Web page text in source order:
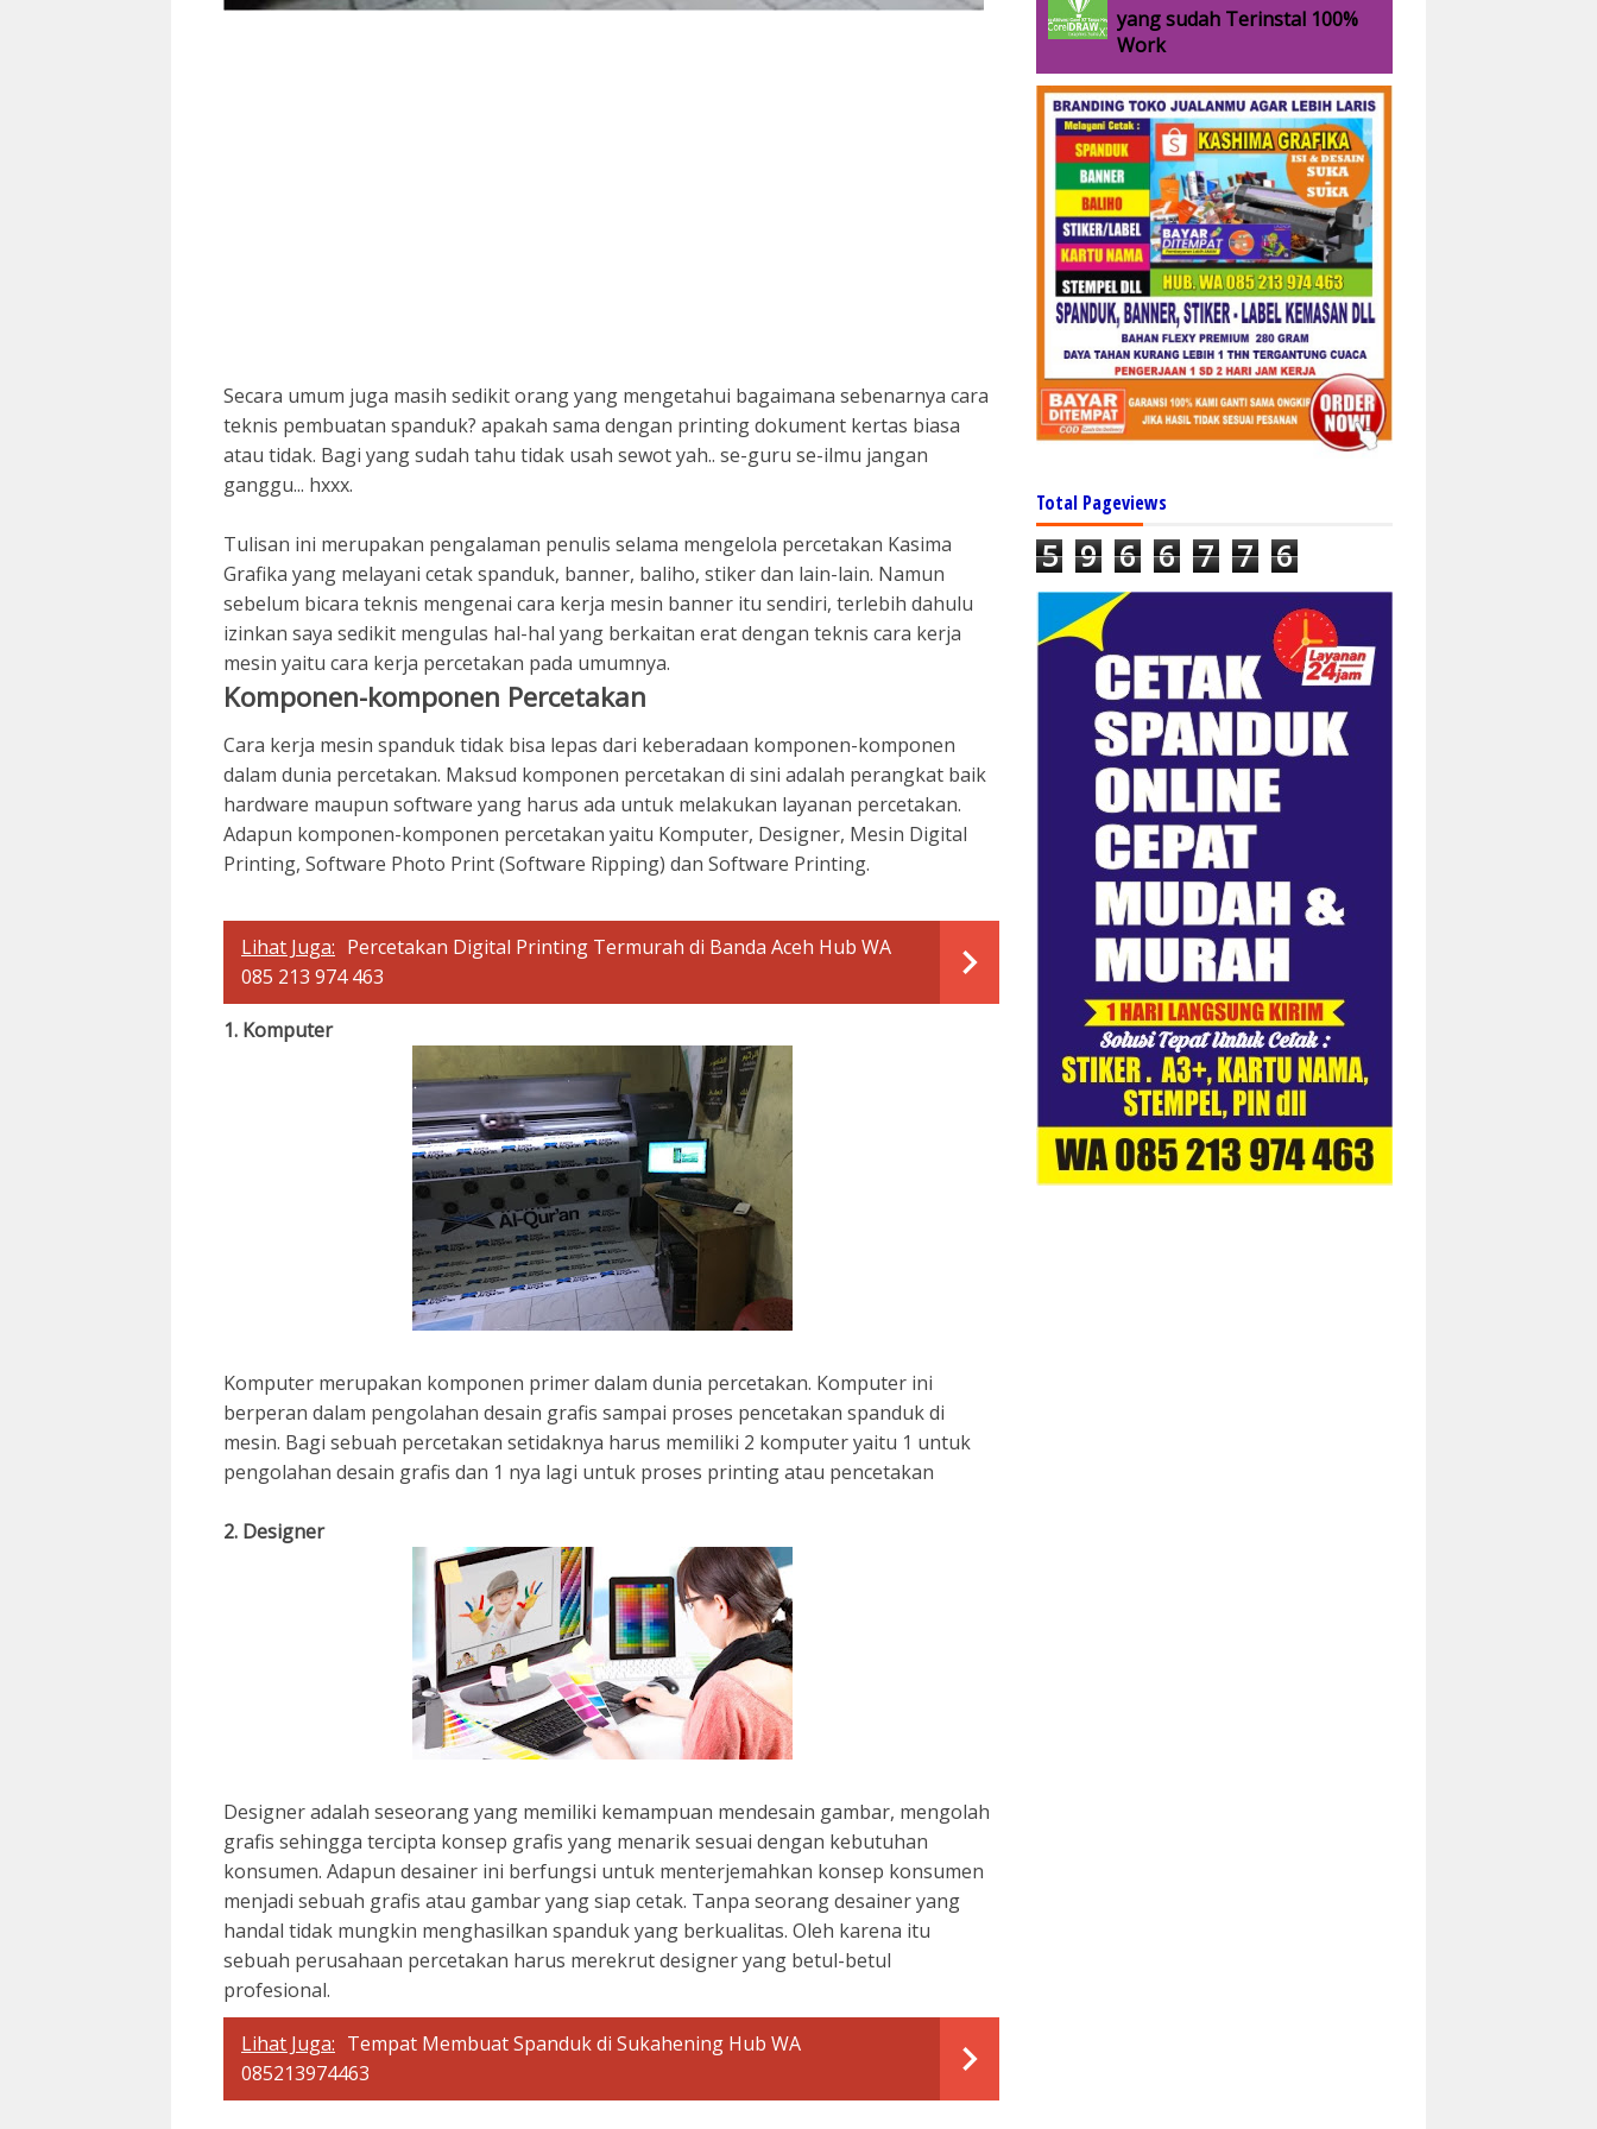
Secara umum juga masih sedikit orang yang mengetahui bagaimana sebenarnya cara
teknis pembuatan spanduk? apakah sama dengan printing dokument kertas biasa
atau tidak. Bagi yang sudah tahu tidak usah sewot yah.. se-guru se-ilmu jangan
ganggu... hxxx.
Tulisan ini merupakan pengalaman penulis selama mengelola percetakan Kasima
Grafika yang melayani cetak spanduk, banner, baliho, stiker dan lain-lain. Namun
sebelum bicara teknis mengenai cara kerja mesin banner itu sendiri, terlebih dahulu
izinkan saya sedikit mengulas hal-hal yang berkaitan erat dengan teknis cara kerja
mesin yaitu cara kerja percetakan pada umumnya.
Komponen-komponen Percetakan
Cara kerja mesin spanduk tidak bisa lepas dari keberadaan komponen-komponen
dalam dunia percetakan. Maksud komponen percetakan di sini adalah perangkat baik
hardware maupun software yang harus ada untuk melakukan layanan percetakan.
Adapun komponen-komponen percetakan yaitu Komputer, Designer, Mesin Digital
Printing, Software Photo Print (Software Ripping) dan Software Printing.
Lihat Juga: Percetakan Digital Printing Termurah di Banda Aceh Hub WA
085 213 974 463
1. Komputer
Komputer merupakan komponen primer dalam dunia percetakan. Komputer ini
berperan dalam pengolahan desain grafis sampai proses pencetakan spanduk di
mesin. Bagi sebuah percetakan setidaknya harus memiliki 2 komputer yaitu 1 untuk
pengolahan desain grafis dan 1 nya lagi untuk proses printing atau pencetakan
2. Designer
Designer adalah seseorang yang memiliki kemampuan mendesain gambar, mengolah
grafis sehingga tercipta konsep grafis yang menarik sesuai dengan kebutuhan
konsumen. Adapun desainer ini berfungsi untuk menterjemahkan konsep konsumen
menjadi sebuah grafis atau gambar yang siap cetak. Tanpa seorang desainer yang
handal tidak mungkin menghasilkan spanduk yang berkualitas. Oleh karena itu
sebuah perusahaan percetakan harus merekrut designer yang betul-betul
profesional.
Lihat Juga: Tempat Membuat Spanduk di Sukahening Hub WA
085213974463
yang sudah Terinstal 100%
Work
Total Pageviews
5 9 6 6 7 7 6